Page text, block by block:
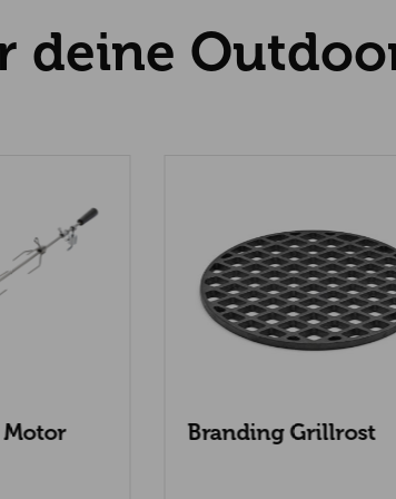
deine
Branding Grillrost